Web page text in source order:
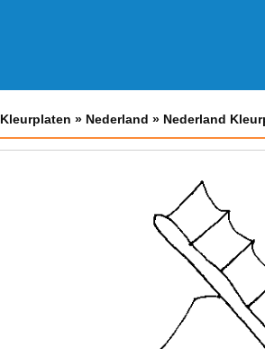
Kleurplaten » Nederland » Nederland